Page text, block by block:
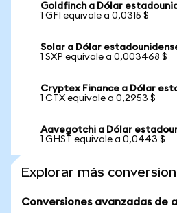
Goldfinch a Dólar
1 GFI equivale a 0,0315 $
Solar a Dólar
1 SXP equivale a 0,003468 $
Cryptex Finance a Dólar
1 CTX equivale a 0,2953 $
Aavegotchi a Dólar
1 GHST equivale a 0,0443 $
Explorar más
Conversiones avanzadas de